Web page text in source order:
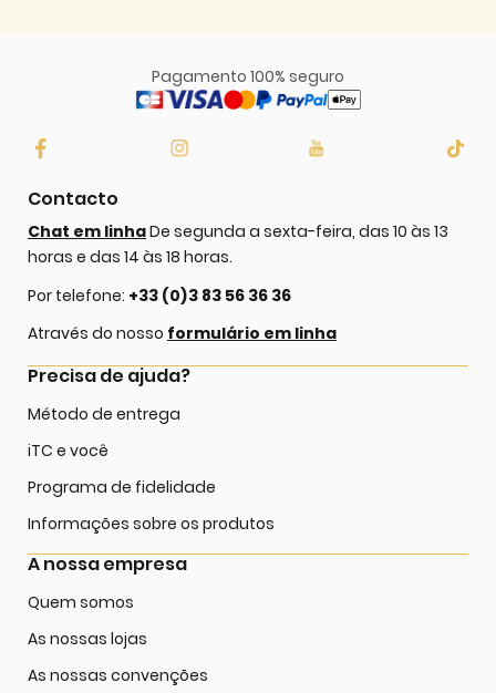
Pagamento 100% seguro
Contacto
Chat em linhaDe segunda a sexta-feira, das 10 às 13
horas e das 14 às 18 horas.
Por telefone: +33 (0)3 83 56 36 36
Através do nosso formulário em linha
A nossa empresa
Quem somos
As nossas lojas
As nossas convenções
Precisa de ajuda?
Método de entrega
iTC e você
Programa de fidelidade
Informações sobre os produtos